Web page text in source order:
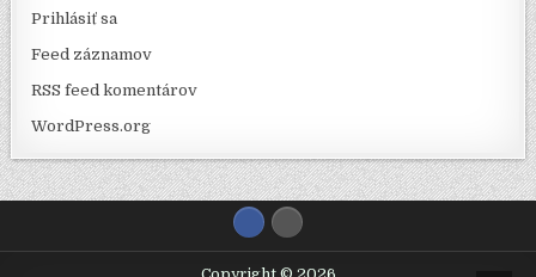
Prihlásiť sa
Feed záznamov
RSS feed komentárov
WordPress.org